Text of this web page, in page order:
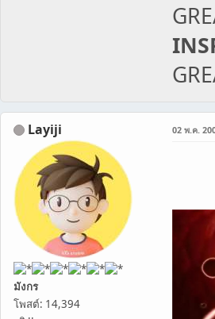
Layiji
มังกร
โพสต์: 14,394
02 พ.ค.